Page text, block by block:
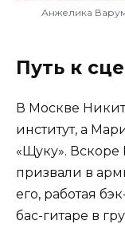
Анжелика
Путь к
В Москве
институт, а
«Щуку».
призвали в
его, работая
бас-гитаре в